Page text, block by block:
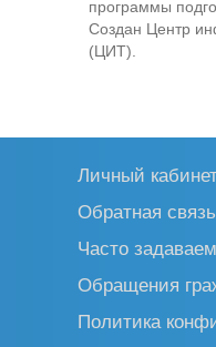
программы
Создан Центр
(ЦИТ).
Личный
Обратная связь
Часто
Обращения
Политика